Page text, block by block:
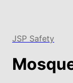
JSP Safety